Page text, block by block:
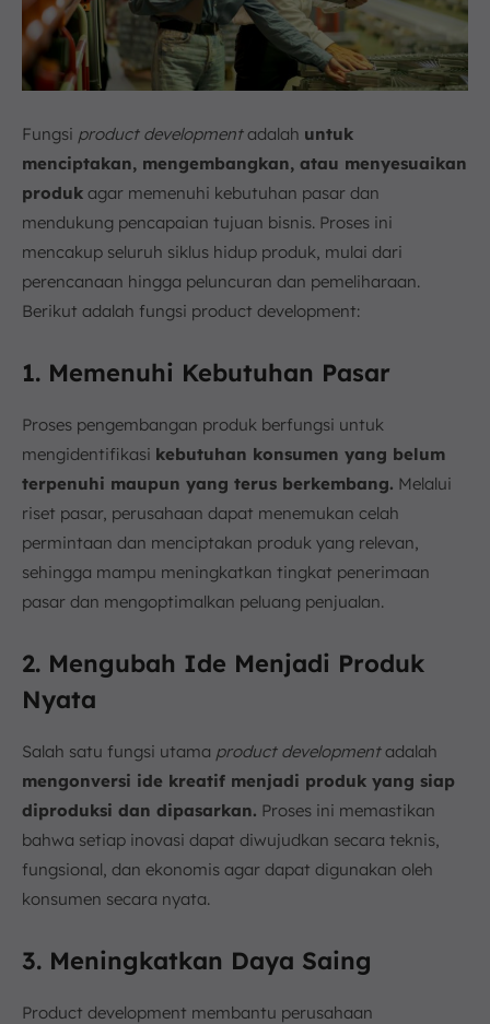
Fungsi product developmentadalah untuk
menciptakan, mengembangkan, atau menyesuaikan
produk agar memenuhi kebutuhan pasar dan
mendukung pencapaian tujuan bisnis. Proses ini
mencakup seluruh siklus hidup produk, mulai dari
perencanaan hingga peluncuran dan pemeliharaan.
Berikut adalah fungsi product development:
1. Memenuhi Kebutuhan Pasar
Proses pengembangan produk berfungsi untuk
mengidentifikasi kebutuhan konsumen yang belum
terpenuhi maupun yang terus berkembang. Melalui
riset pasar, perusahaan dapat menemukan celah
permintaan dan menciptakan produk yang relevan,
sehingga mampu meningkatkan tingkat penerimaan
pasar dan mengoptimalkan peluang penjualan.
2. Mengubah Ide Menjadi Produk
Nyata
Salah satu fungsi utama product developmentadalah
mengonversi ide kreatif menjadi produk yang siap
diproduksi dan dipasarkan. Proses ini memastikan
bahwa setiap inovasi dapat diwujudkan secara teknis,
fungsional, dan ekonomis agar dapat digunakan oleh
konsumen secara nyata.
3. Meningkatkan Daya Saing
Product development membantu perusahaan